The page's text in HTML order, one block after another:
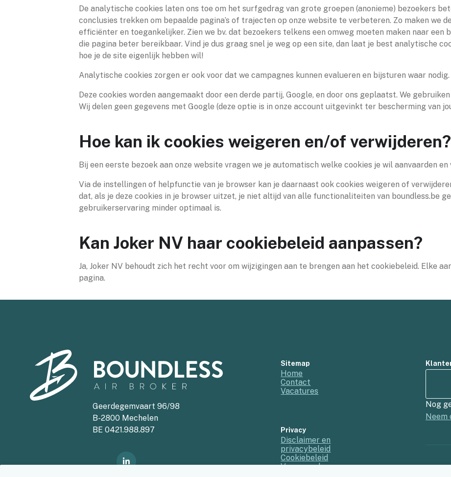
De analytische cookies laten ons toe om het surfgedrag van grote groepen (anonieme) bezoekers
conclusies trekken om bepaalde pagina’s of trajecten op onze website te verbeteren. Zo maken we
efficiënter en toegankelijker. Zien we bv. dat bezoekers telkens een omweg moeten maken naar een
die pagina beter bereikbaar. Vind je dus graag snel je weg op een site, dan laat je best analytische
hoe je de site eigenlijk hebben wil!
Analytische cookies zorgen er ook voor dat we campagnes kunnen evalueren en bijsturen waar nodig.
Deze cookies worden aangemaakt door een derde partij, Google, en door ons geplaatst. We
Wij delen geen gegevens met Google (deze optie is in onze account uitgevinkt ter bescherming van
Hoe kan ik cookies weigeren en/of verwijderen?
Bij een eerste bezoek aan onze website vragen we je automatisch welke cookies je wil aanvaarden
Via de instellingen of helpfunctie van je browser kan je daarnaast ook cookies weigeren of
dat, als je deze cookies in je browser uitzet, je niet altijd van alle functionaliteiten van boundless.be
gebruikerservaring minder optimaal is.
Kan Joker NV haar cookiebeleid aanpassen?
Ja, Joker NV behoudt zich het recht voor om wijzigingen aan te brengen aan het cookiebeleid. Elke
pagina.
Geerdegemvaart 96/98
B-2800 Mechelen
BE 0421.988.897
Sitemap
Home
Contact
Vacatures
Privacy
Disclaimer en
privacybeleid
Cookiebeleid
Voorwaarden
Nog
Neem